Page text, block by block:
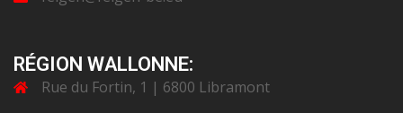
RÉGION WALLONNE:
Rue du Fortin, 1 | 6800 Libramont